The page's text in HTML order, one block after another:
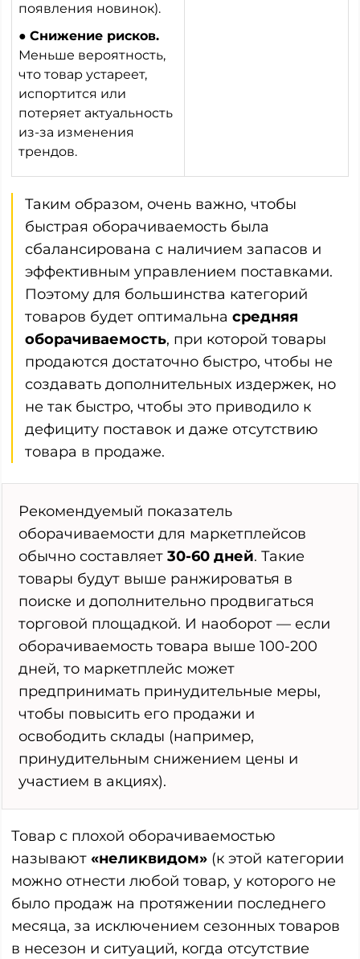
появления новинок).
● Снижение рисков.
Меньше вероятность,
что товар устареет,
испортится или
потеряет актуальность
из-за изменения
трендов.
Таким образом, очень важно, чтобы
быстрая оборачиваемость была
сбалансирована с наличием запасов и
эффективным управлением поставками.
Поэтому для большинства категорий
товаров будет оптимальна средняя
оборачиваемость, при которой товары
продаются достаточно быстро, чтобы не
создавать дополнительных издержек, но
не так быстро, чтобы это приводило к
дефициту поставок и даже отсутствию
товара в продаже.
Рекомендуемый показатель
оборачиваемости для маркетплейсов
обычно составляет 30-60 дней. Такие
товары будут выше ранжироватья в
поиске и дополнительно продвигаться
торговой площадкой. И наоборот — если
оборачиваемость товара выше 100-200
дней, то маркетплейс может
предпринимать принудительные меры,
чтобы повысить его продажи и
освободить склады (например,
принудительным снижением цены и
участием в акциях).
Товар с плохой оборачиваемостью
называют «неликвидом» (к этой категории
можно отнести любой товар, у которого не
было продаж на протяжении последнего
месяца, за исключением сезонных товаров
в несезон и ситуаций, когда отсутствие